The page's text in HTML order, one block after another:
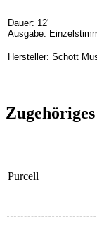
Dauer: 12'
Ausgabe:
Hersteller: Schott
Purcell